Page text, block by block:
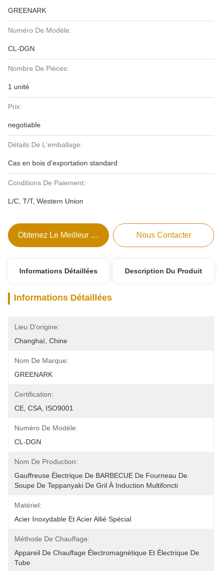
GREENARK
Numéro De Modèle:
CL-DGN
Nombre De Pièces:
1 unité
Prix:
negotiable
Détails De L'emballage:
Cas en bois d'exportation standard
Conditions De Paiement:
L/C, T/T, Western Union
Obtenez Le Meilleur Prix Nous Contacter
Informations Détaillées Description Du Produit
Informations Détaillées
Lieu D'origine:
Changhaï, Chine
Nom De Marque:
GREENARK
Certification:
CE, CSA, ISO9001
Numéro De Modèle:
CL-DGN
Nom De Production:
Gauffreuse Électrique De BARBECUE De Fourneau De
Soupe De Teppanyaki De Gril À Induction Multifoncti
Matériel:
Acier Inoxydable Et Acier Allié Spécial
Méthode De Chauffage:
Appareil De Chauffage Électromagnétique Et Électrique De
Tube